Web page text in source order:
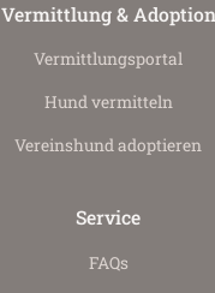
Vermittlung & Adoption
Vermittlungs­portal
Hund vermitteln
Vereinshund adoptieren
Service
FAQs